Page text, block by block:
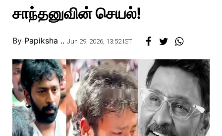
Reviews
Photos
Story
சாந்தனுவின் செயல்!
By Papiksha .. Jun 29, 2026, 13:52 IST